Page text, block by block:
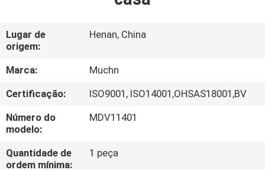
NÓS
EXCURSÃO
DA
FÁBRICA
CONTROLE
Lugar de
origem:
Henan, China
Marca:
Muchn
Certificação:
ISO9001, ISO14001,OHSAS18001,BV
Número do
modelo:
MDV11401
Quantidade de
ordem mínima:
1 peça